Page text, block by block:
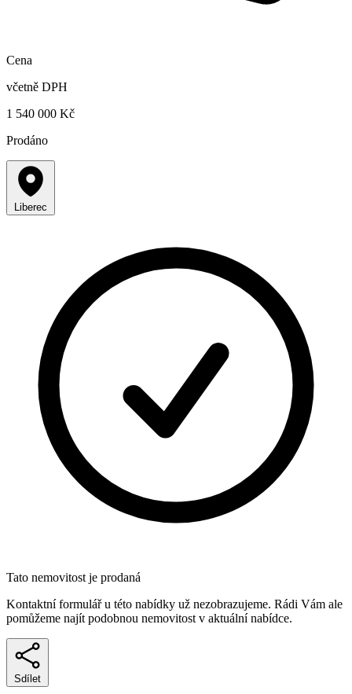
Cena
včetně DPH
1 540 000 Kč
Prodáno
Liberec
Tato nemovitost je prodaná
Kontaktní formulář u této nabídky už nezobrazujeme. Rádi Vám ale
pomůžeme najít podobnou nemovitost v aktuální nabídce.
Sdílet